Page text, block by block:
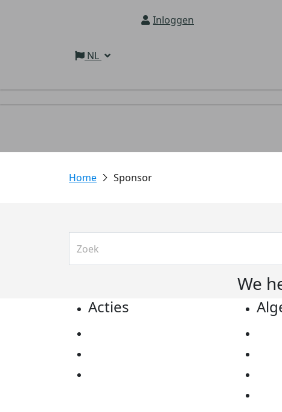
Inloggen
NL
Sponsor
We
Acties